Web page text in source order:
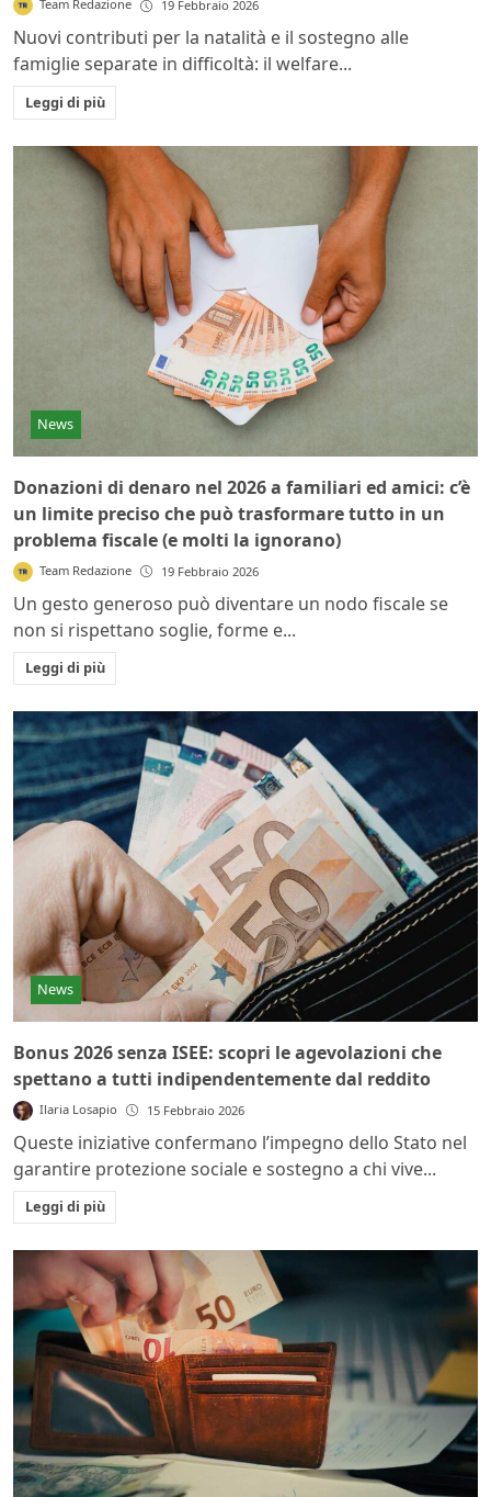
Team Redazione 19 Febbraio 2026
Nuovi contributi per la natalità e il sostegno alle
famiglie separate in difficoltà: il welfare...
Leggi di più
News
Donazioni di denaro nel 2026 a familiari ed amici: c’è
un limite preciso che può trasformare tutto in un
problema fiscale (e molti la ignorano)
Team Redazione 19 Febbraio 2026
Un gesto generoso può diventare un nodo fiscale se
non si rispettano soglie, forme e...
Leggi di più
News
Bonus 2026 senza ISEE: scopri le agevolazioni che
spettano a tutti indipendentemente dal reddito
Ilaria Losapio 15 Febbraio 2026
Queste iniziative confermano l’impegno dello Stato nel
garantire protezione sociale e sostegno a chi vive...
Leggi di più